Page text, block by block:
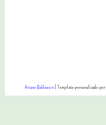
Ariane Baldassin| Template personalizado por